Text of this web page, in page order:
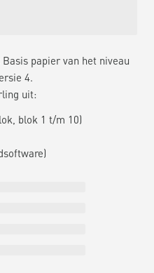
papier van het niveau
4.
uit:
blok 1 t/m 10)